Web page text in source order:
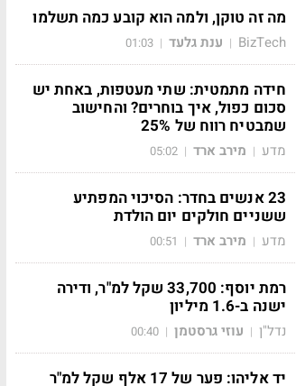
מה זה טוקן, ולמה הוא קובע כמה תשלמו
BizTech
| ענת גלעד |
01:03
חידה מתמטית: שתי מעטפות, באחת יש
סכום כפול, איך בוחרים? והחישוב
שמבטיח רווח של 25%
מדע | מירב ארד |
05:02
23 אנשים בחדר: הסיכוי המפתיע
ששניים חולקים יום הולדת
מדע | מירב ארד |
00:51
רמת יוסף: 33,700 שקל למ"ר, ודירה
ישנה ב-1.6 מיליון
נדל"ן | עוזי גרסטמן |
00:40
יד אליהו: פער של 17 אלף שקל למ"ר